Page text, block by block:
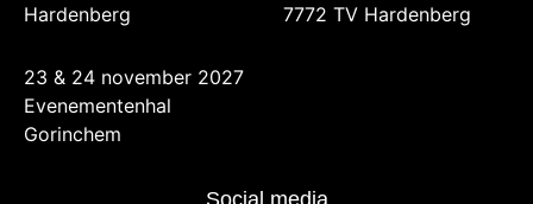
Hardenberg
23 & 24 november 2027
Evenementenhal
Gorinchem
7772 TV Hardenberg